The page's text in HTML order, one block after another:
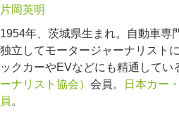
片岡英明
1954年、茨城県生まれ。自動車専
独立してモータージャーナリスト
ックカーやEVなどにも精通してい
ーナリスト協会） 会員。
日本カー
員 。